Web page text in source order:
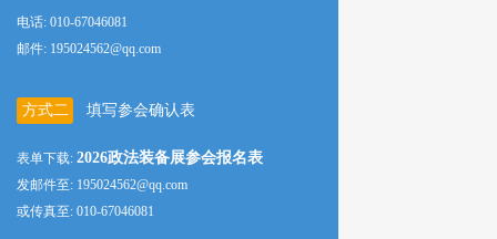
电话: 010-67046081
邮件: 195024562@qq.com
方式二 填写参会确认表
表单下载: 2026政法装备展参会报名表
发邮件至: 195024562@qq.com
或传真至: 010-67046081